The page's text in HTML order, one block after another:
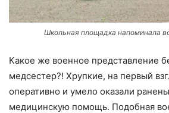
Школьная площадка напоминала
Какое же военное представление
медсестер?! Хрупкие, на первый
оперативно и умело оказали
медицинскую помощь. Подобная